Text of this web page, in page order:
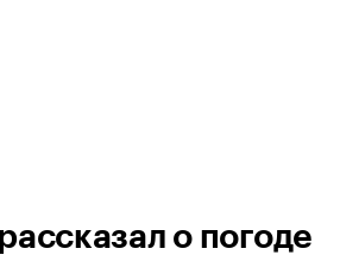
о погоде